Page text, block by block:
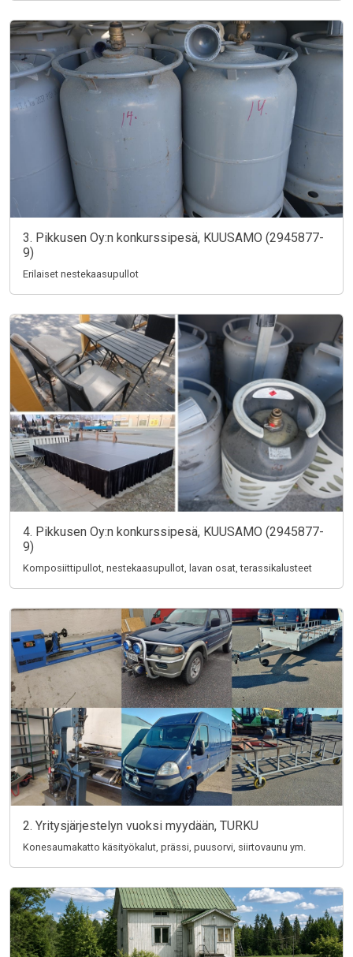
3. Pikkusen Oy:n konkurssipesä, KUUSAMO (2945877-
9)
Erilaiset nestekaasupullot
4. Pikkusen Oy:n konkurssipesä, KUUSAMO (2945877-
9)
Komposiittipullot, nestekaasupullot, lavan osat, terassikalusteet
2. Yritysjärjestelyn vuoksi myydään, TURKU
Konesaumakatto käsityökalut, prässi, puusorvi, siirtovaunu ym.